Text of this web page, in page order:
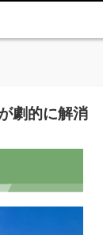
劇的に解消